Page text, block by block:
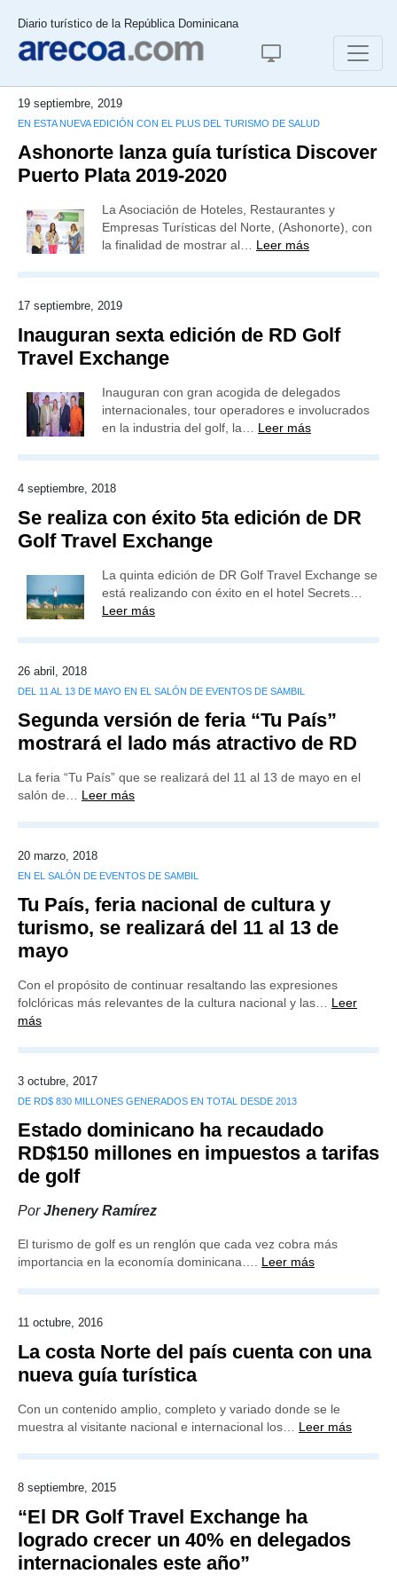
Diario turístico de la República Dominicana
19 septiembre, 2019
EN ESTA NUEVA EDICIÓN CON EL PLUS DEL TURISMO DE SALUD
Ashonorte lanza guía turística Discover
Puerto Plata 2019-2020
La Asociación de Hoteles, Restaurantes y
Empresas Turísticas del Norte, (Ashonorte), con
la finalidad de mostrar al… Leer más
17 septiembre, 2019
Inauguran sexta edición de RD Golf
Travel Exchange
Inauguran con gran acogida de delegados
internacionales, tour operadores e involucrados
en la industria del golf, la… Leer más
4 septiembre, 2018
Se realiza con éxito 5ta edición de DR
Golf Travel Exchange
La quinta edición de DR Golf Travel Exchange se
está realizando con éxito en el hotel Secrets…
Leer más
26 abril, 2018
DEL 11 AL 13 DE MAYO EN EL SALÓN DE EVENTOS DE SAMBIL
Segunda versión de feria “Tu País”
mostrará el lado más atractivo de RD
La feria “Tu País” que se realizará del 11 al 13 de mayo en el
salón de… Leer más
20 marzo, 2018
EN EL SALÓN DE EVENTOS DE SAMBIL
Tu País, feria nacional de cultura y
turismo, se realizará del 11 al 13 de
mayo
Con el propósito de continuar resaltando las expresiones
folclóricas más relevantes de la cultura nacional y las… Leer
más
3 octubre, 2017
DE RD$ 830 MILLONES GENERADOS EN TOTAL DESDE 2013
Estado dominicano ha recaudado
RD$150 millones en impuestos a tarifas
de golf
PorJhenery Ramírez
El turismo de golf es un renglón que cada vez cobra más
importancia en la economía dominicana…. Leer más
11 octubre, 2016
La costa Norte del país cuenta con una
nueva guía turística
Con un contenido amplio, completo y variado donde se le
muestra al visitante nacional e internacional los… Leer más
8 septiembre, 2015
“El DR Golf Travel Exchange ha
logrado crecer un 40% en delegados
internacionales este año”